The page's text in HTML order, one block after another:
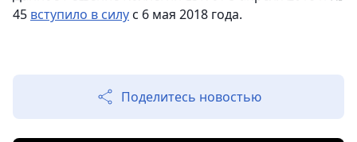
45 вступило в силус 6 мая 2018 года.
Поделитесь новостью